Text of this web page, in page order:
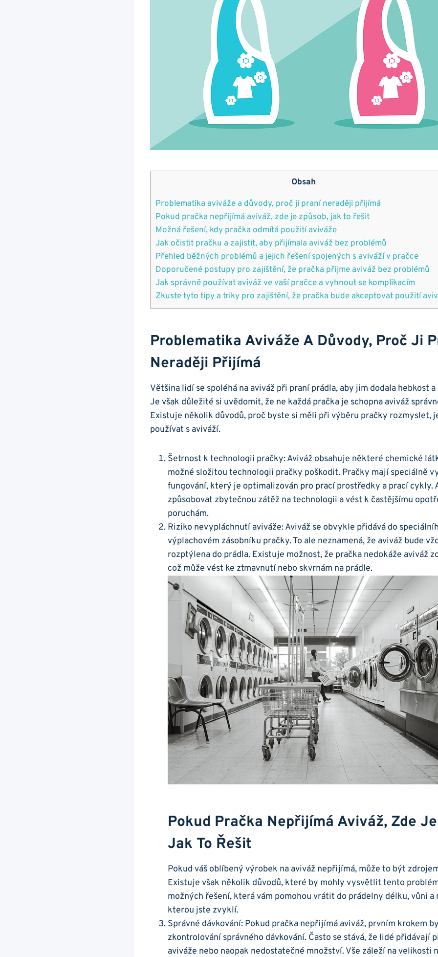
Obsah
Problematika aviváže a důvody, proč ⁤ji‍ praní‍ neraději přijímá
Pokud ⁣pračka ⁣nepřijímá aviváž, zde je způsob, jak to řešit
Možná řešení, kdy ⁤pračka odmítá použití aviváže
Jak očistit pračku ⁣a zajistit, aby přijímala aviváž⁣ bez problémů
Přehled běžných problémů a jejich řešení spojených​ s⁣ aviváží ⁤v pračce
Doporučené postupy⁤ pro ​zajištění, že pračka přijme aviváž bez‌ problémů
Jak ⁣správně ⁢používat ⁢aviváž ve vaší‍ pračce⁤ a vyhnout se komplikacím
Zkuste tyto tipy a triky pro zajištění, že pračka ⁤bude akceptovat použití⁢
Problematika Aviváže A Důvody, Proč ⁤ji‍
Neraději Přijímá
Většina lidí se spoléhá na aviváž při ⁣praní prádla, aby jim dodala hebkost
Je však důležité si ⁢uvědomit, že ​ne každá pračka je schopna aviváž
Existuje několik důvodů, proč byste ⁤si⁢ měli při výběru ⁤pračky rozmyslet,
používat s aviváží.
Šetrnost k technologii pračky: Aviváž ‌obsahuje některé chemické⁣
‍možné složitou technologii pračky poškodit. Pračky‍ mají speciálně
‍fungování, který je optimalizován pro prací prostředky‌ a prací cykly.
způsobovat zbytečnou zátěž na technologii ‍a ⁣vést k častějšímu
⁣poruchám.
Riziko nevypláchnutí aviváže:⁢ Aviváž se ⁤obvykle přidává⁤ do
výplachovém zásobníku pračky. To‍ ale neznamená, že aviváž bude
‍rozptýlena do prádla. Existuje ‌možnost, že pračka nedokáže aviváž
což může vést ke ztmavnutí ⁢nebo skvrnám na ​prádle.
Pokud ⁣pračka ⁣nepřijímá Aviváž, Zde
Jak To Řešit
Pokud váš oblíbený výrobek⁤ na aviváž ⁤nepřijímá, ⁤může to být
Existuje však​ několik⁤ důvodů, které by mohly vysvětlit tento
‍možných⁢ řešení, která ​vám pomohou vrátit do prádelny délku, vůni a
kterou jste ​zvyklí.
Správné dávkování: Pokud pračka nepřijímá​ aviváž, ‌prvním krokem
zkontrolování⁣ správného dávkování. ⁢Často se ⁣stává, že lidé přidávají
aviváže nebo naopak nedostatečné množství. Vše záleží na velikosti